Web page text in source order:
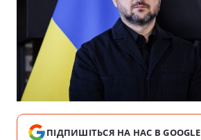
ПІДПИШІТЬСЯ НА НАС В GOOGLE